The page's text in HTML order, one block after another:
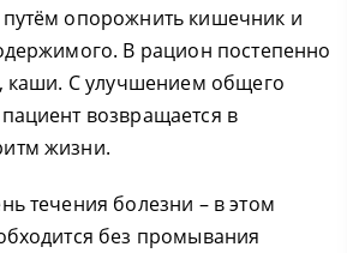
путём опорожнить кишечник и
В рацион постепенно
каши. С улучшением общего
возвращается в
жизни.
течения болезни – в этом
без промывания